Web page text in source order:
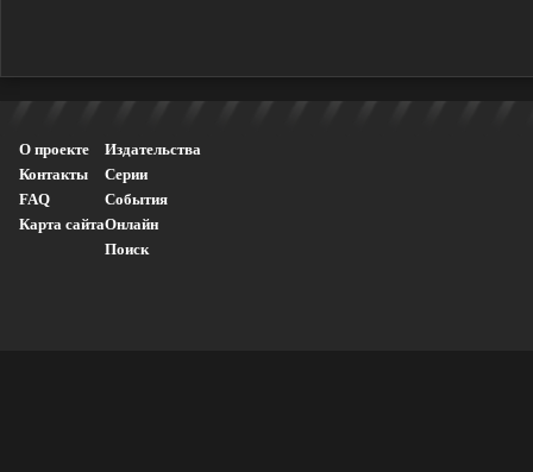
О проекте
Контакты
FAQ
Карта сайта
Издательства
Серии
События
Онлайн
Поиск